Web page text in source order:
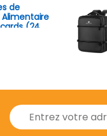
de
(24
E
m